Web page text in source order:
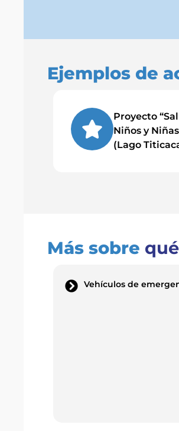
Ejemplos de
Proyecto
Niños y
(Lago
Más sobre
Vehículos de